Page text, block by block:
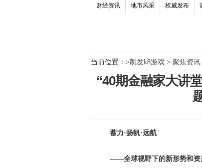
财经资讯 地市风采 权威发布
当前位置： >凯发k8游戏 > 聚焦资讯
“40期金融家大讲
蓄力·扬帆·远航
——全球视野下的新形势和资